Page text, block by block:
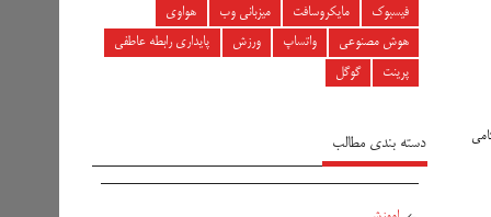
فیسبوک
مایکروسافت میزبانی وب
هواوی
هوش مصنوعی
واتساپ ورزش
پایداری رابطه عاطفی
پرینت
گوگل
دسته بندی مطالب